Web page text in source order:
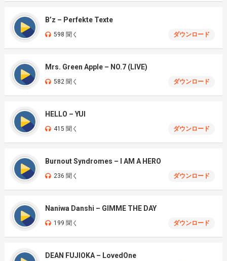
B’z – Perfekte Texte
598 聞く ダウンロード
Mrs. Green Apple – NO.7 (LIVE)
582 聞く ダウンロード
HELLO – YUI
415 聞く ダウンロード
Burnout Syndromes – I AM A HERO
236 聞く ダウンロード
Naniwa Danshi – GIMME THE DAY
199 聞く ダウンロード
DEAN FUJIOKA – LovedOne